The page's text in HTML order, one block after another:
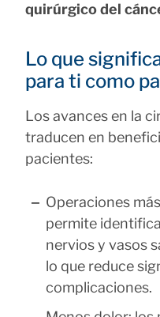
quirúrgico del
Lo que
para ti como
Los avances en la
traducen en
pacientes:
Operaciones
permite
nervios y vasos
lo que reduce
complicaciones.